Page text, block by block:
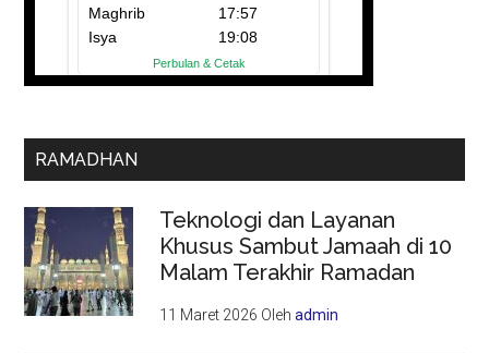
RAMADHAN
Teknologi dan Layanan
Khusus Sambut Jamaah di 10
Malam Terakhir Ramadan
11 Maret 2026 Olehadmin